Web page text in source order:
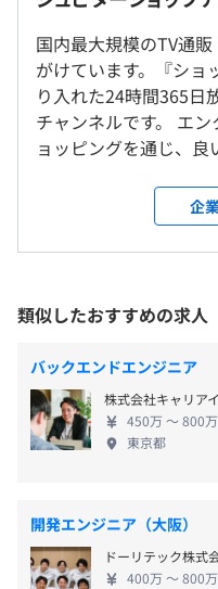
アジャイル
＜雇入時＞
東京本社、および自宅
＜変更範囲＞
会社の定める場所（テ
受動喫煙防止措置に関す
東京メトロ「東陽町駅」
◆年間休日122日（2023
・週休2日制
・年末年始休暇（12／
・有給休暇（入社日に
に則り付与 最大20日）
・慶弔、看護、変災、
・残業手当
・休日勤務手当
・深夜勤務手当
◆年2回（6月・12月）
国内最大規模のTV通
がけています。『ショ
り入れた24時間365日
チャンネルです。 エ
ョッピングを通じ、
らしに「心おどる、
わたしたちは【放送
ネスモデル】を構築し
もテレビをはじめ、イ
アル店舗など幅広いで
自社で一貫管理しております。 日本の
3025万世帯に番組を
メまで1週間に紹介す
ビを見て購入したいと
お客様が非常に多く
運営に裁量を持って取
企
類似したおすすめの求人
バックエンドエンジニア
株式会社キャリア
450万 〜 800
東京都
開発エンジニア（大阪）
ドーリテック株式
400万 〜 800